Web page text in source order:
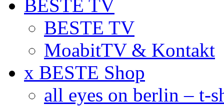
BESTE TV
BESTE TV
MoabitTV & Kontakt
x BESTE Shop
all eyes on berlin – t-